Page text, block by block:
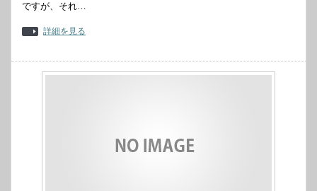
ですが、それ…
詳細を見る